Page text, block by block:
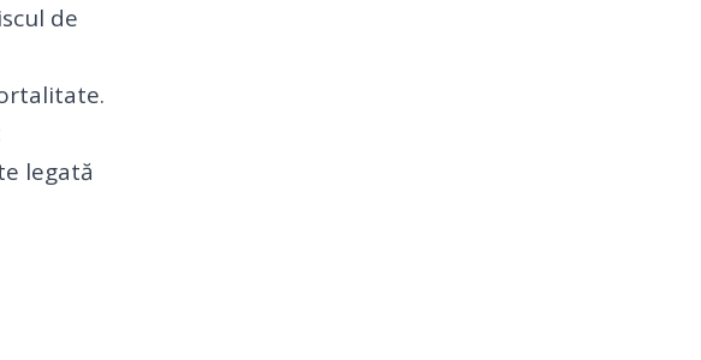
de
legată